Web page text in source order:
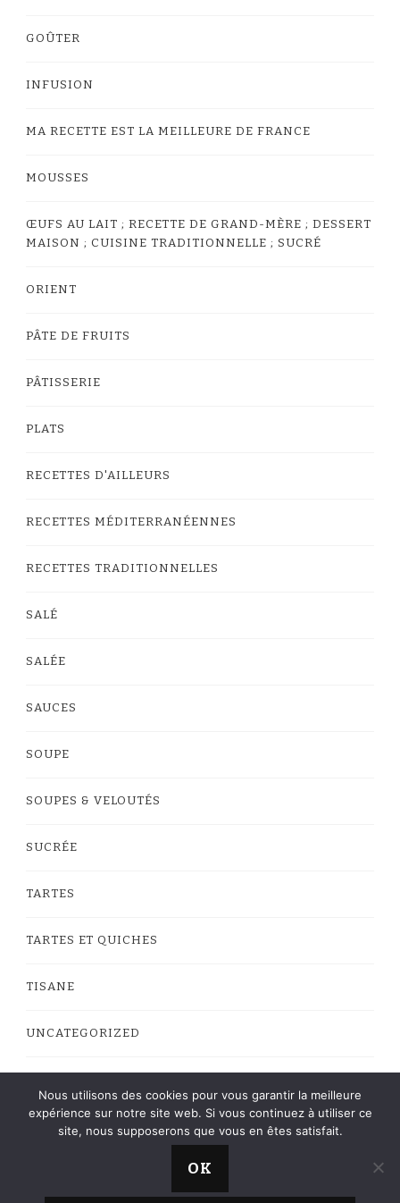
GOÛTER
INFUSION
MA RECETTE EST LA MEILLEURE DE FRANCE
MOUSSES
ŒUFS AU LAIT ; RECETTE DE GRAND-MÈRE ; DESSERT
MAISON ; CUISINE TRADITIONNELLE ; SUCRÉ
ORIENT
PÂTE DE FRUITS
PÂTISSERIE
PLATS
RECETTES D'AILLEURS
RECETTES MÉDITERRANÉENNES
RECETTES TRADITIONNELLES
SALÉ
SALÉE
SAUCES
SOUPE
SOUPES & VELOUTÉS
SUCRÉE
TARTES
TARTES ET QUICHES
TISANE
UNCATEGORIZED
La Cuisine de Roro © Copyright 2013 - 2023 -
Yummy Recipe | Développé parBlossom
Nous utilisons des cookies pour vous garantir la meilleure
expérience sur notre site web. Si vous continuez à utiliser ce
site, nous supposerons que vous en êtes satisfait.
OK